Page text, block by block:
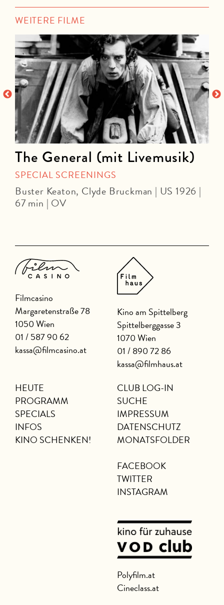
WEITERE FILME
The General (mit Livemusik)
SPECIAL SCREENINGS
Buster Keaton, Clyde Bruckman | US 1926 |
67 min | OV
Filmcasino
Margaretenstraße 78
1050 Wien
01 / 587 90 62
kassa@filmcasino.at
Kino am Spittelberg
Spittelberggasse 3
1070 Wien
01 / 890 72 86
kassa@filmhaus.at
HEUTE
PROGRAMM
SPECIALS
INFOS
KINO SCHENKEN!
CLUB LOG-IN
SUCHE
IMPRESSUM
DATENSCHUTZ
MONATSFOLDER
FACEBOOK
TWITTER
INSTAGRAM
Polyfilm.at
Cineclass.at